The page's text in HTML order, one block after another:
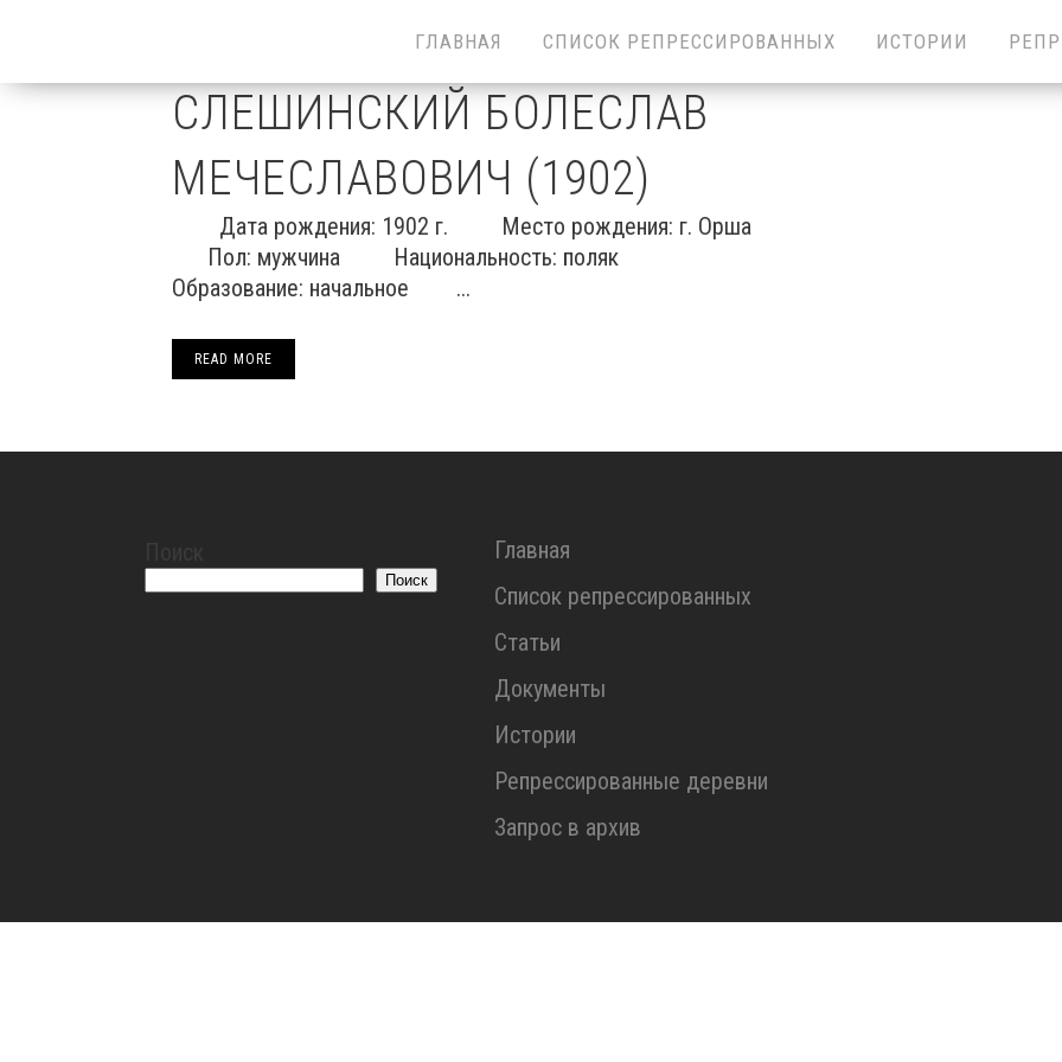
ГЛАВНАЯ СПИСОК РЕПРЕССИРОВАННЫХ ИСТОРИИ
СЛЕШИНСКИЙ БОЛЕСЛАВ
МЕЧЕСЛАВОВИЧ (1902)
Дата рождения: 1902 г. Место рождения: г. Орша
Пол: мужчина Национальность: поляк
Образование: начальное ...
READ MORE
Поиск
Главная
Список репрессированных
Статьи
Документы
Истории
Репрессированные деревни
Запрос в архив